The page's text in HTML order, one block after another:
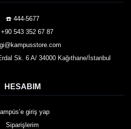
☎️ 444-5677
543 352 67 87
Sk. 6 A/ 34000 Kağıthane/İstanbul
HESABIM
giriş yap
Siparişlerim